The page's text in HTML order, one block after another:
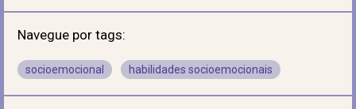
Navegue por tags:
socioemocional habilidades socioemocionais